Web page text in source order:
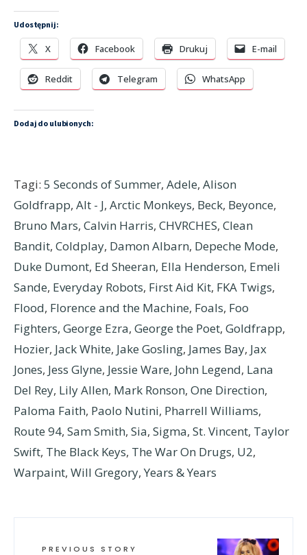
Udostępnij:
X Facebook Drukuj E-mail
Reddit Telegram WhatsApp
Dodaj do ulubionych:
Tagi: 5 Seconds of Summer, Adele, Alison
Goldfrapp, Alt - J, Arctic Monkeys, Beck, Beyonce,
Bruno Mars, Calvin Harris, CHVRCHES, Clean
Bandit, Coldplay, Damon Albarn, Depeche Mode,
Duke Dumont, Ed Sheeran, Ella Henderson, Emeli
Sande, Everyday Robots, First Aid Kit, FKA Twigs,
Flood, Florence and the Machine, Foals, Foo
Fighters, George Ezra, George the Poet, Goldfrapp,
Hozier, Jack White, Jake Gosling, James Bay, Jax
Jones, Jess Glyne, Jessie Ware, John Legend, Lana
Del Rey, Lily Allen, Mark Ronson, One Direction,
Paloma Faith, Paolo Nutini, Pharrell Williams,
Route 94, Sam Smith, Sia, Sigma, St. Vincent, Taylor
Swift, The Black Keys, The War On Drugs, U2,
Warpaint, Will Gregory, Years & Years
PREVIOUS STORY